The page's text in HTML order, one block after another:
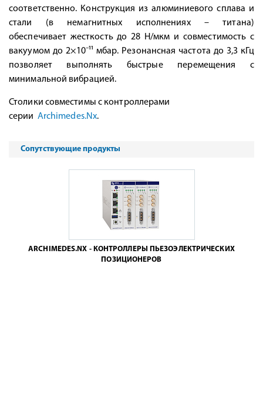
соответственно. Конструкция из алюминиевого сплава и
стали (в немагнитных исполнениях – титана)
обеспечивает жесткость до 28 Н/мкм и совместимость с
вакуумом до 2×10⁻¹¹ мбар. Резонансная частота до 3,3 кГц
позволяет выполнять быстрые перемещения с
минимальной вибрацией.
Столики совместимы с контроллерами
серии Archimedes.Nx.
Сопутствующие продукты
ARCHIMEDES.NX - КОНТРОЛЛЕРЫ ПЬЕЗОЭЛЕКТРИЧЕСКИХ
ПОЗИЦИОНЕРОВ